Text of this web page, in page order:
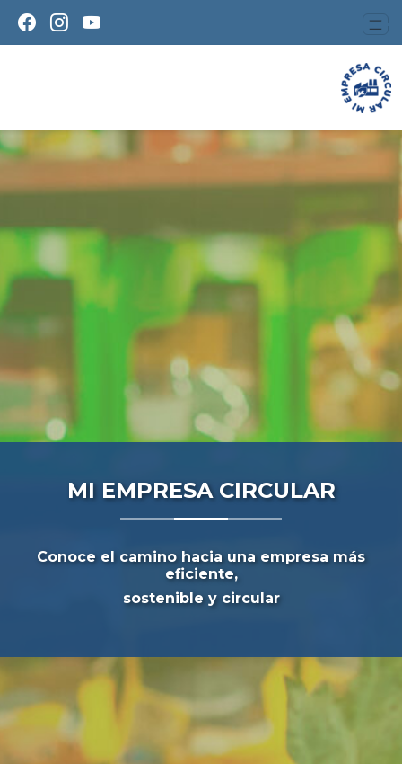
MI EMPRESA CIRCULAR
Conoce el camino hacia una empresa más
eficiente,
sostenible y circular